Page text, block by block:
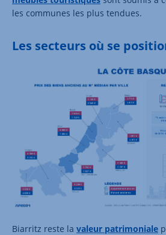
les communes les plus tendues.
Les secteurs où se
Biarritz reste la valeur patrimoniale